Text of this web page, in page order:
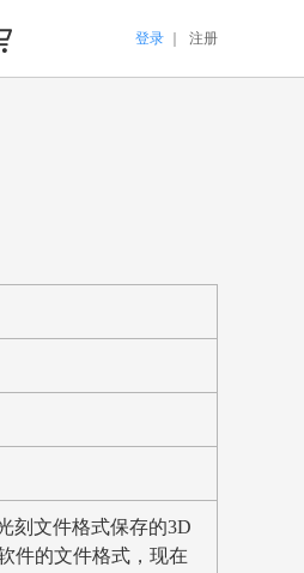
登录 注册
刻文件格式保存的3D
件的文件格式，现在